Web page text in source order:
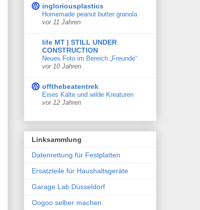
ingloriousplastics
Homemade peanut butter granola
vor 11 Jahren
life MT | STILL UNDER
CONSTRUCTION
Neues Foto im Bereich „Freunde“
vor 10 Jahren
offthebeatentrek
Eises Kälte und wilde Kreaturen
vor 12 Jahren
Linksammlung
Datenrettung für Festplatten
Ersatzteile für Haushaltsgeräte
Garage Lab Düsseldorf
Oogoo selber machen